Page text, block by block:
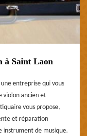
à Saint Laon
entreprise qui vous
violon ancien et
vous propose,
et réparation
instrument de musique.